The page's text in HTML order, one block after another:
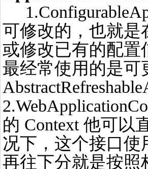
可修改的，也就是
或修改已有的配置
最经常使用的是可
的 Context 他可以
况下，这个接口使
再往下分就是按照